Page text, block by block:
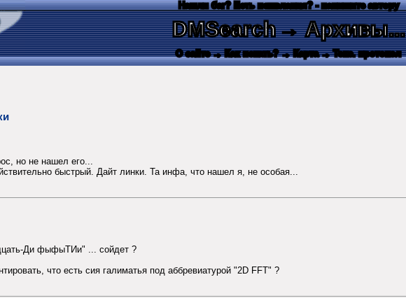
Нашли баг? Есть пожелания? - напишите автору
DMSearch→ Архивы...
О сайте → Как искать? → Карта → Текс. протокол
но не нашел его...
быстрый. Дайт линки. Та инфа, что нашел я, не особая...
Ди фыфыТИи" ... сойдет ?
что есть сия галиматья под аббревиатурой "2D FFT" ?